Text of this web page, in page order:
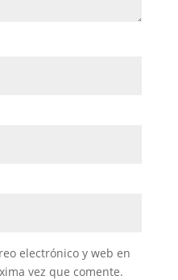
electrónico y web en
vez que comente.